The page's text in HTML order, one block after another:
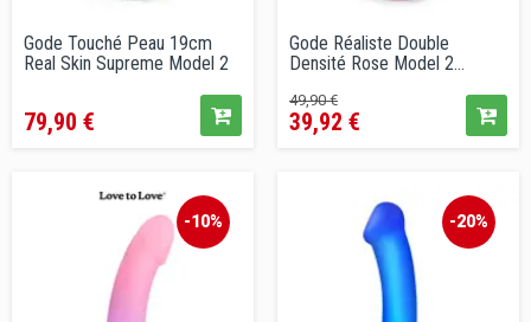
Gode Touché Peau 19cm
Real Skin Supreme Model 2
79,90 €
Gode Réaliste Double
Densité Rose Model 2
Prix
de
49,90 €Prix
39,92 €
-10% -20%